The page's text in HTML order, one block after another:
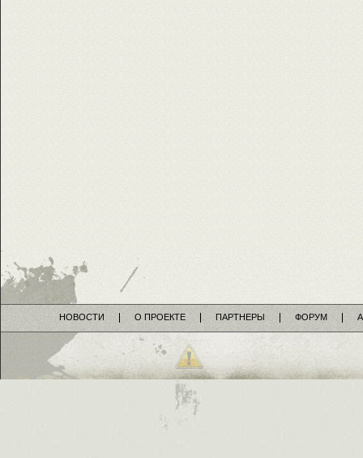
НОВОСТИ О ПРОЕКТЕ ПАРТНЕРЫ ФОРУМ